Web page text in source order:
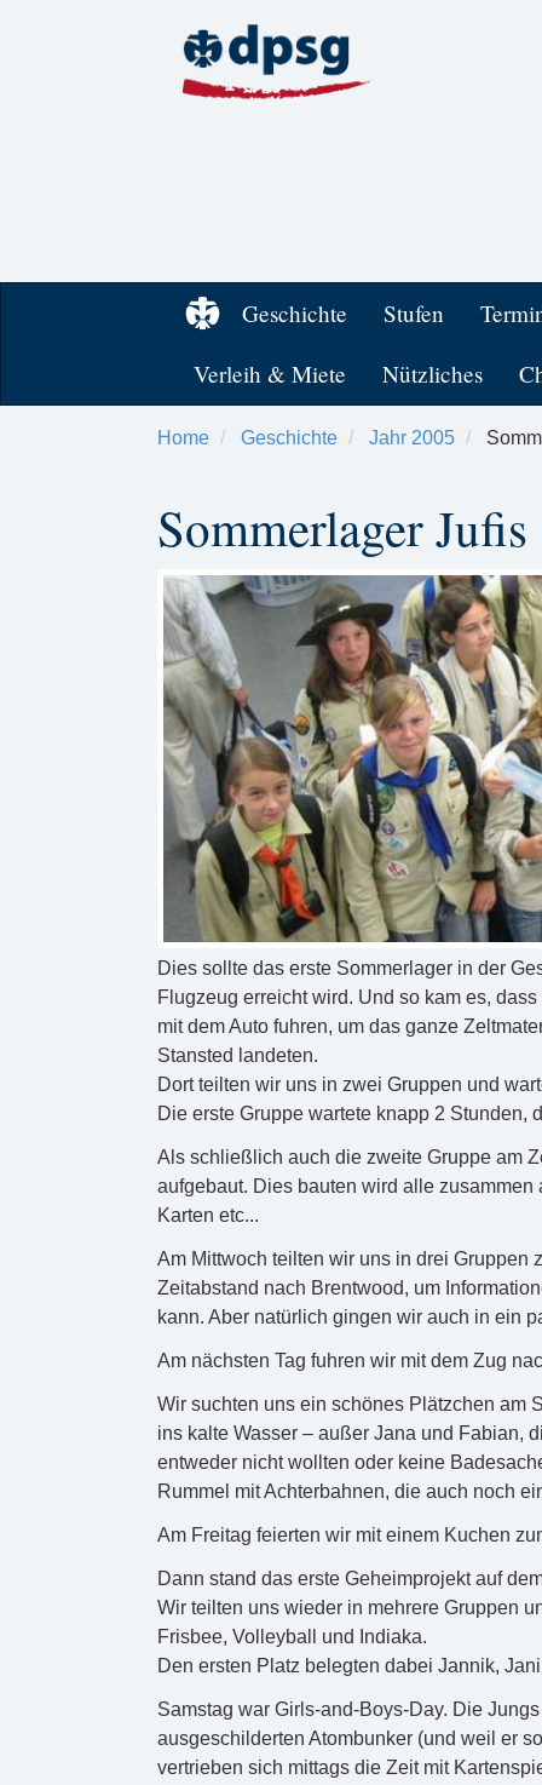
Geschichte Stufen
Verleih & Miete
Nützliches
Home Geschichte Jahr 2005
Sommerlager Jufis
Dies sollte das erste Sommerlager in der
Flugzeug erreicht wird. Und so kam es,
mit dem Auto fuhren, um das ganze
Stansted landeten.
Dort teilten wir uns in zwei Gruppen und
Die erste Gruppe wartete knapp 2 Stunden,
Als schließlich auch die zweite Gruppe am
aufgebaut. Dies bauten wird alle
Karten etc...
Am Mittwoch teilten wir uns in drei Gruppen
Zeitabstand nach Brentwood, um
kann. Aber natürlich gingen wir auch in ein
Am nächsten Tag fuhren wir mit dem Zug
Wir suchten uns ein schönes Plätzchen am
ins kalte Wasser – außer Jana und Fabian,
entweder nicht wollten oder keine
Rummel mit Achterbahnen, die auch noch
Am Freitag feierten wir mit einem Kuchen
Dann stand das erste Geheimprojekt auf
Wir teilten uns wieder in mehrere Gruppen
Frisbee, Volleyball und Indiaka.
Den ersten Platz belegten dabei Jannik,
Samstag war Girls-and-Boys-Day. Die
ausgeschilderten Atombunker (und weil er
vertrieben sich mittags die Zeit mit